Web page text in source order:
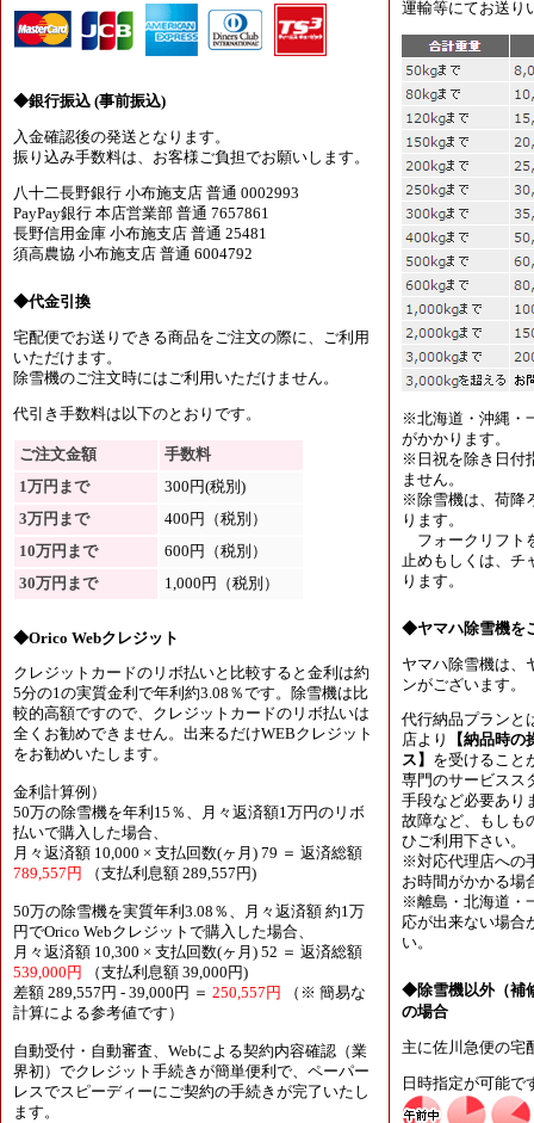
◆銀行振込 (事前振込)
入金確認後の発送となります。
振り込み手数料は、お客様ご負担でお願いします。
八十二長野銀行 小布施支店 普通 0002993
PayPay銀行 本店営業部 普通 7657861
長野信用金庫 小布施支店 普通 25481
須高農協 小布施支店 普通 6004792
◆代金引換
宅配便でお送りできる商品をご注文の際に、ご利用
いただけます。
除雪機のご注文時にはご利用いただけません。
代引き手数料は以下のとおりです。
ご注文金額
手数料
1万円まで
300円(税別)
3万円まで
400円（税別）
10万円まで
600円（税別）
30万円まで
1,000円（税別）
◆Orico Webクレジット
クレジットカードのリボ払いと比較すると金利は約
5分の1の実質金利で年利約3.08％です。除雪機は比
較的高額ですので、クレジットカードのリボ払いは
全くお勧めできません。出来るだけWEBクレジット
をお勧めいたします。
金利計算例）
50万の除雪機を年利15％、月々返済額1万円のリボ
払いで購入した場合、
月々返済額 10,000 × 支払回数(ヶ月) 79 ＝ 返済総額
789,557円
（支払利息額 289,557円)
50万の除雪機を実質年利3.08％、月々返済額 約1万
円でOrico Webクレジットで購入した場合、
月々返済額 10,300 × 支払回数(ヶ月) 52 ＝ 返済総額
539,000円
（支払利息額 39,000円)
差額 289,557円 - 39,000円 ＝ 250,557円
（※ 簡易な
計算による参考値です）
自動受付・自動審査、Webによる契約内容確認（業
界初）でクレジット手続きが簡単便利で、ペーパー
レスでスピーディーにご契約の手続きが完了いたし
ます。
運輸等にてお送り
※北海道・沖縄・
がかかります。
※日祝を除き日付
ません。
※除雪機は、荷降
ります。
フォークリフト
止めもしくは、チ
ります。
◆ヤマハ除雪機を
ヤマハ除雪機は、
ンがございます。
代行納品プランと
店より
【納品時
ス】 を受けること
専門のサービスス
手段など必要あり
故障など、もしも
ひご利用下さい。
※対応代理店への
お時間がかかる場
※離島・北海道・
応が出来ない場合
い。
◆除雪機以外（補
の場合
主に佐川急便の宅
日時指定が可能で